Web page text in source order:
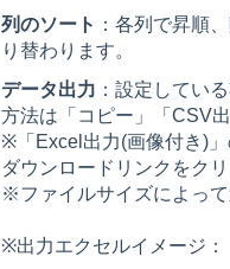
列のソート ：各列で昇順
り替わります。
データ出力 ：設定してい
方法は「コピー」「CSV
※「Excel出力(画像付き)
ダウンロードリンクをク
※フ ァイルサイズによっ
※出力エクセルイメージ：